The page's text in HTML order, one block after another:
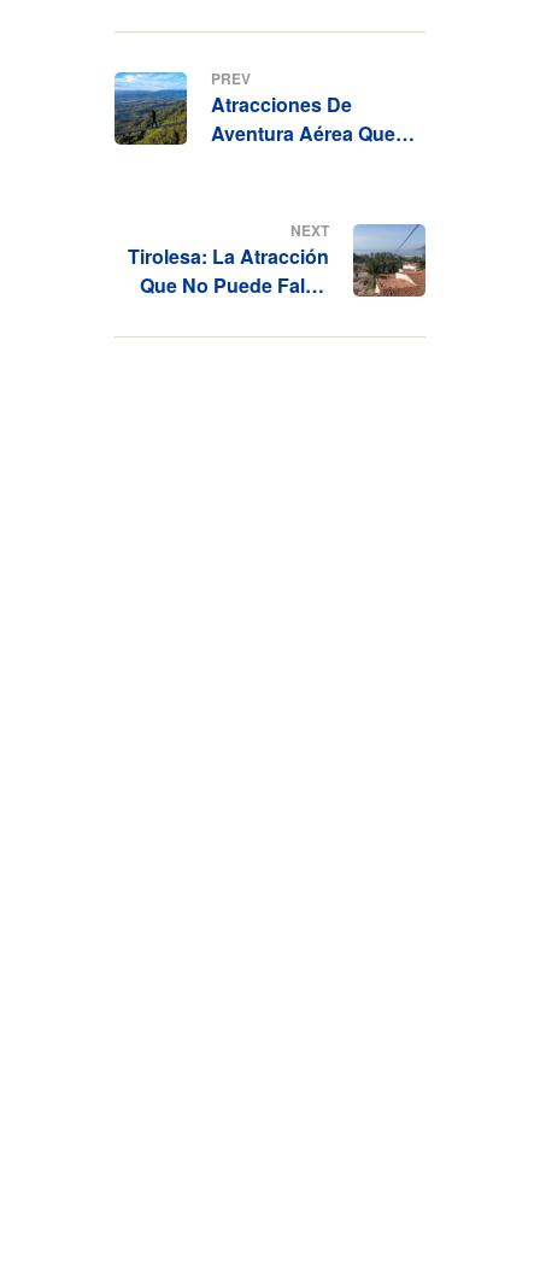
PREV
Atracciones De
Aventura Aérea Que
NEXT
Tirolesa: La Atracción
Que No Puede Faltar